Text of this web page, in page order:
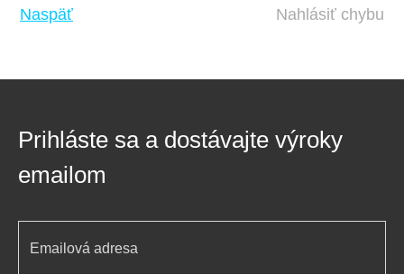
Naspäť Nahlásiť chybu
Prihláste sa a dostávajte výroky
emailom